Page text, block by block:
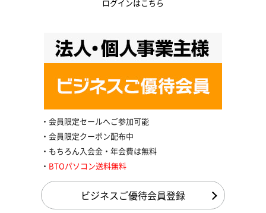
ログインはこちら
会員限定セールへご参加可能
会員限定クーポン配布中
もちろん入会金・年会費は無料
BTOパソコン送料無料
ビジネスご優待会員登録